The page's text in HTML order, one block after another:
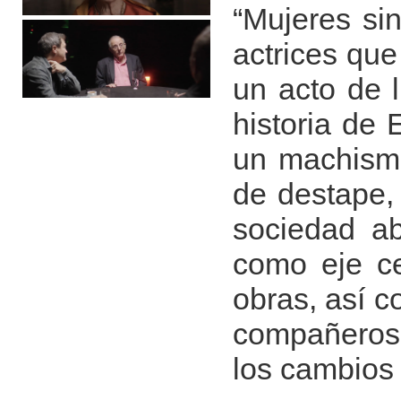
“Mujeres
actrices
un acto de
historia de
un
de
sociedad
como eje
obras, así
los